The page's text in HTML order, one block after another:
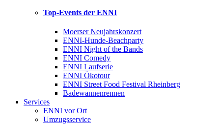
Top-Events der ENNI
Moerser Neujahrskonzert
ENNI-Hunde-Beachparty
ENNI Night of the Bands
ENNI Comedy
ENNI Laufserie
ENNI Ökotour
ENNI Street Food Festival Rheinberg
Badewannenrennen
Services
ENNI vor Ort
Umzugsservice